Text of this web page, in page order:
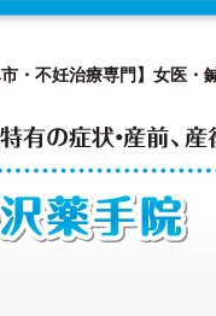
市・不妊治療専門】女医・